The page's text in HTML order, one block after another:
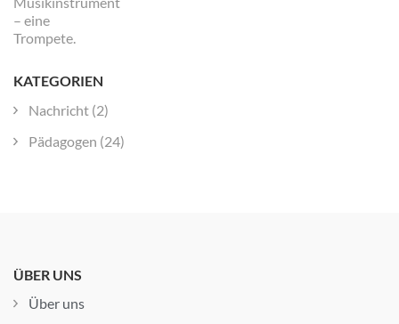
KATEGORIEN
Nachricht (2)
Pädagogen (24)
ÜBER UNS
Über uns